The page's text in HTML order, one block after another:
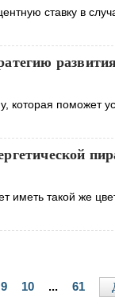
ставку в
которая поможет
иметь такой же
9 10 ... 61